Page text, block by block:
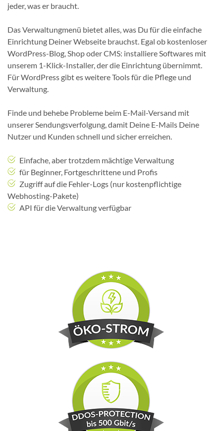
jeder, was er braucht.
Das Verwaltungmenü bietet alles, was Du für die einfache
Einrichtung Deiner Webseite brauchst. Egal ob kostenloser
WordPress-Blog, Shop oder CMS: installiere Softwares mit
unserem 1-Klick-Installer, der die Einrichtung übernimmt.
Für WordPress gibt es weitere Tools für die Pflege und
Verwaltung.
Finde und behebe Probleme beim E-Mail-Versand mit
unserer Sendungsverfolgung, damit Deine E-Mails Deine
Nutzer und Kunden schnell und sicher erreichen.
Einfache, aber trotzdem mächtige Verwaltung
für Beginner, Fortgeschrittene und Profis
Zugriff auf die Fehler-Logs (nur kostenpflichtige
Webhosting-Pakete)
API für die Verwaltung verfügbar